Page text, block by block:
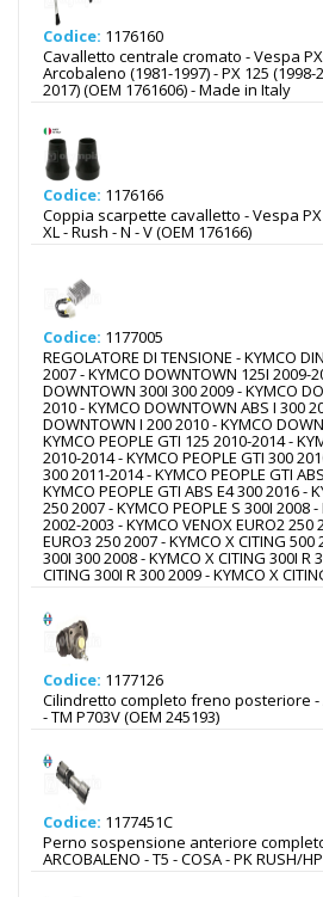
Codice: 1176160
Cavalletto centrale cromato - Vespa
Arcobaleno (1981-1997) - PX 125 (1998-
2017) (OEM 1761606) - Made in Italy
Codice: 1176166
Coppia scarpette cavalletto - Vespa PX
XL - Rush - N - V (OEM 176166)
Codice: 1177005
REGOLATORE DI TENSIONE - KYMCO
2007 - KYMCO DOWNTOWN 125I 2009-
DOWNTOWN 300I 300 2009 - KYMCO
2010 - KYMCO DOWNTOWN ABS I 300
DOWNTOWN I 200 2010 - KYMCO
KYMCO PEOPLE GTI 125 2010-2014 -
2010-2014 - KYMCO PEOPLE GTI 300
300 2011-2014 - KYMCO PEOPLE GTI
KYMCO PEOPLE GTI ABS E4 300 2016 -
250 2007 - KYMCO PEOPLE S 300I 2008
2002-2003 - KYMCO VENOX EURO2 250
EURO3 250 2007 - KYMCO X CITING 500
300I 300 2008 - KYMCO X CITING 300I R
CITING 300I R 300 2009 - KYMCO X
Codice: 1177126
Cilindretto completo freno posteriore -
- TM P703V (OEM 245193)
Codice: 1177451C
Perno sospensione anteriore
ARCOBALENO - T5 - COSA - PK RUSH/